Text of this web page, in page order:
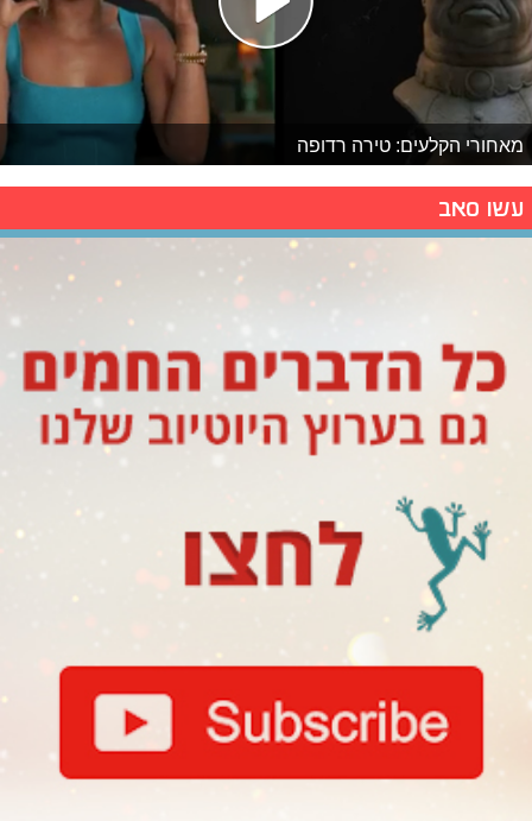
מאחורי הקלעים: טירה רדופה
עשו סאב